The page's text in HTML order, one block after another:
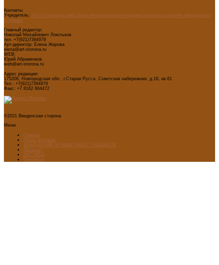
Контакты
Учредитель: АНО «Старорусский Центр интеллектуально-художественного развития «Введенская
сторона»
Главный редактор:
Николай Михайлович Локотьков
тел. +7(921)7394979
Арт-директор: Елена Жирова
elena@art-storona.ru
WEB:
Юрий Абраменков
web@art-storona.ru
Адрес редакции:
175206, Новгородская обл., г.Старая Русса, Советская набережная, д.18, кв.61
Тел.: +7(921)7394979
Факс: +7 8162 664472
©2021 Введенская сторона
Меню
Главная
Архив журнала
ФОНД-АРХИВ ЛУЧШИХ РАБОТ УЧАЩИХСЯ
Проекты
ART WEB
Партнеры